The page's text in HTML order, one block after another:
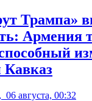
Трампа»
Армения
06 августа, 00:32